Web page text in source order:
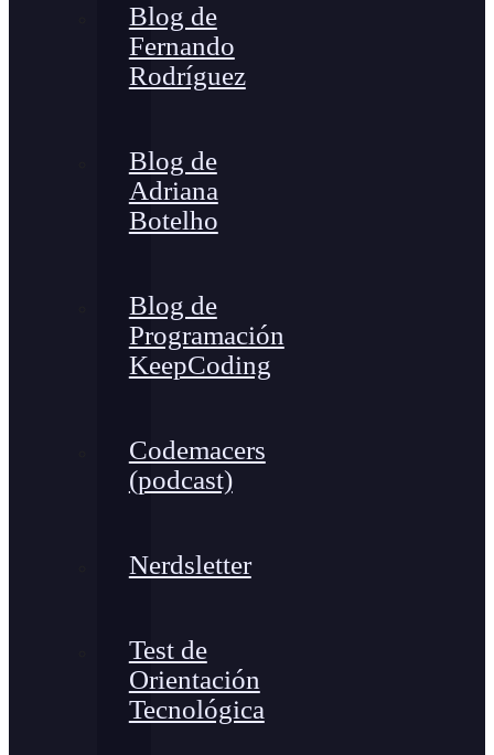
Blog de
Fernando
Rodríguez
Blog de
Adriana
Botelho
Blog de
Programación
KeepCoding
Codemacers
(podcast)
Nerdsletter
Test de
Orientación
Tecnológica